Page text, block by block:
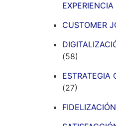
CUSTOMER
(58)
ESTRATEGIA
(27)
FIDELIZACIÓN